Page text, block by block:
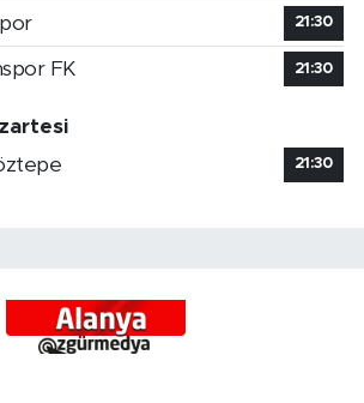
21:30
FK 21:30
21:30